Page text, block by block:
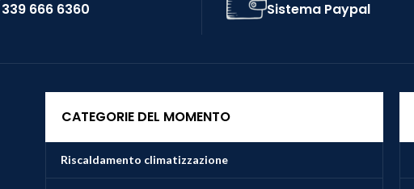
339 666 6360 Sistema Paypal
CATEGORIE DEL MOMENTO
Riscaldamento climatizzazione